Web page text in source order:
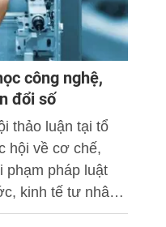
công nghệ,
đổi số
thảo luận tại tổ
hội về cơ chế,
phạm pháp luật
kinh tế tư nhân
đổi mới sáng